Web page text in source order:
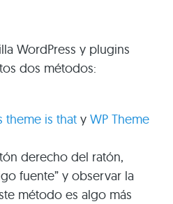
WordPress y plugins
dos métodos:
theme is that y WP Theme
derecho del ratón,
fuente” y observar la
método es algo más